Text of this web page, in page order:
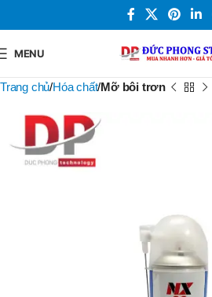
MENU
Trang chủ Hóa chất Mỡ bôi trơn